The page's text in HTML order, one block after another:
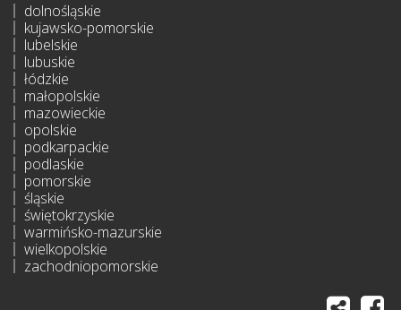
dolnośląskie
kujawsko-pomorskie
lubelskie
lubuskie
łódzkie
małopolskie
mazowieckie
opolskie
podkarpackie
podlaskie
pomorskie
śląskie
świętokrzyskie
warmińsko-mazurskie
wielkopolskie
zachodniopomorskie